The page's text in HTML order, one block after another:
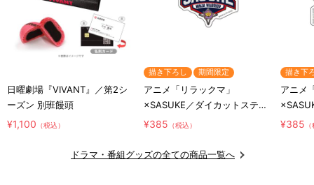
日曜劇場『VIVANT』／第2シ
ーズン 別班饅頭
¥1,100 （税込）
描き下ろし 期間限定
アニメ「リラックマ」
×SASUKE／ダイカットステッ
カー／コラボロゴ
¥385 （税込）
描き下
アニメ
カー／
¥385
ドラマ・番組グッズの全ての商品一覧へ